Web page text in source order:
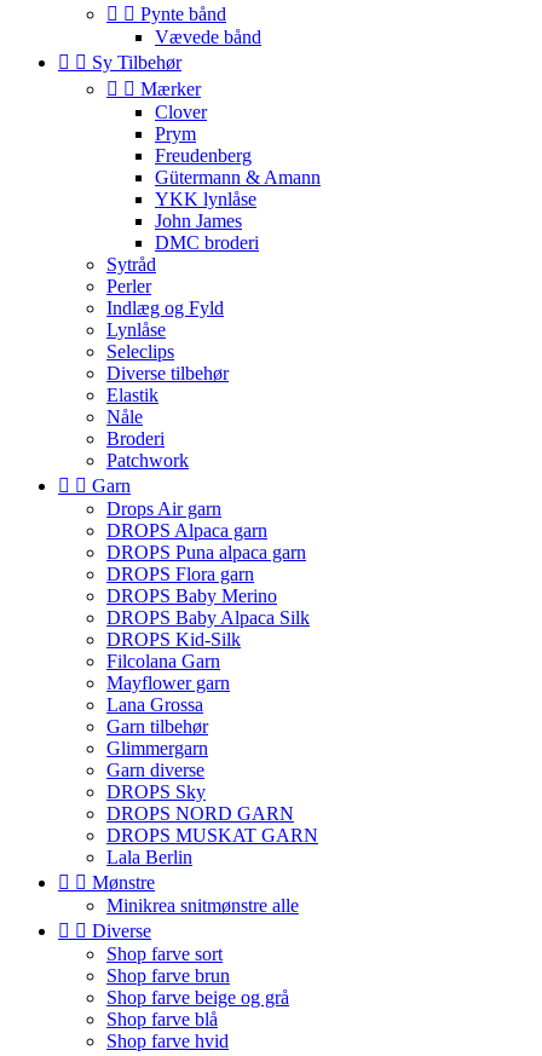
  Pynte bånd
Vævede bånd
  Sy Tilbehør
  Mærker
Clover
Prym
Freudenberg
Gütermann & Amann
YKK lynlåse
John James
DMC broderi
Sytråd
Perler
Indlæg og Fyld
Lynlåse
Seleclips
Diverse tilbehør
Elastik
Nåle
Broderi
Patchwork
  Garn
Drops Air garn
DROPS Alpaca garn
DROPS Puna alpaca garn
DROPS Flora garn
DROPS Baby Merino
DROPS Baby Alpaca Silk
DROPS Kid-Silk
Filcolana Garn
Mayflower garn
Lana Grossa
Garn tilbehør
Glimmergarn
Garn diverse
DROPS Sky
DROPS NORD GARN
DROPS MUSKAT GARN
Lala Berlin
  Mønstre
Minikrea snitmønstre alle
  Diverse
Shop farve sort
Shop farve brun
Shop farve beige og grå
Shop farve blå
Shop farve hvid